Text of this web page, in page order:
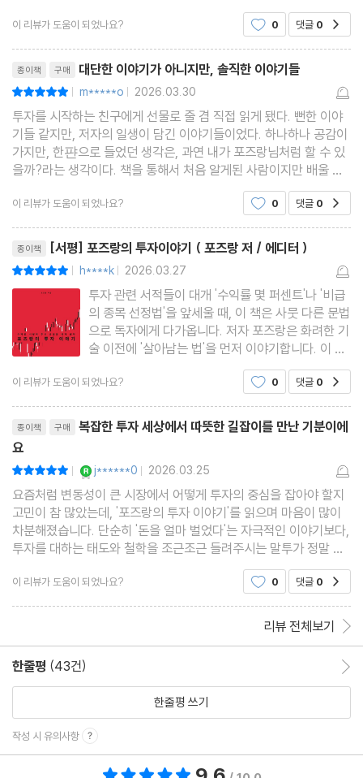
발표 양식-‘기본 사항, 재무제표, 손익’ 사례
발표 양식-투자 아이디어, 리스크, 결론
투자 모임과 발표 자료의 의미
분기 실적 스크리닝 과정
망할 회사는 아니야
제4장 수익은 시장이 주고, 손실은 내가 낸다
투자에서의 행운과 불운
근래의 주식시장에 대한 생각과 주식에 대한 태도
주가가 떨어지면 더 살 수 있는가?
어느 날 문득 목표 자산에 도달해 있었다
삶의 태도 변화
수익은 시장이 주고, 손실은 내가 낸다
마치면서/ 꾸준히 하다 보니 어느 순간 부자가 되어 있기를……
감사의 말
이 리뷰가 도움이 되었나요? 0 댓글 0
종이책 구매 대단한 이야기가 아니지만, 솔직한 이야기들
| m*****o | 2026.03.30
투자를 시작하는 친구에게 선물로 줄 겸 직접 읽게 됐다. 뻔한 이야
기들 같지만, 저자의 일생이 담긴 이야기들이었다. 하나하나 공감이
가지만, 한퍈으로 들었던 생각은, 과연 내가 포즈랑님처럼 할 수 있
을까?라는 생각이다. 책을 통해서 처음 알게된 사람이지만 배울 게
많았다. 꾸준함, 저자의 특기다. 나도 꾸준한 인간이 되기를 바라고,
노력하고 있지만 쉬운 일이 아니다. 나도 노
이 리뷰가 도움이 되었나요? 0 댓글 0
종이책 [서평] 포즈랑의 투자이야기 ( 포즈랑 저 / 에디터 )
| h****k | 2026.03.27
투자 관련 서적들이 대개 '수익률 몇 퍼센트'나 '비급
의 종목 선정법'을 앞세울 때, 이 책은 사뭇 다른 문법
으로 독자에게 다가옵니다. 저자 포즈랑은 화려한 기
술 이전에 '살아남는 법'을 먼저 이야기합니다. 이 책
은 기교의 기록이 아니라, 시장이라는 거대한 파도
위에서 중심을 잡기 위해 고군분투한 한 투자자의 철
"수익은 시장
이 리뷰가 도움이 되었나요? 0 댓글 0
종이책 구매
복잡한 투자 세상에서 따뜻한 길잡이를 만난 기분이에
요
| j******0 | 2026.03.25
요즘처럼 변동성이 큰 시장에서 어떻게 투자의 중심을 잡아야 할지
고민이 참 많았는데, '포즈랑의 투자 이야기'를 읽으며 마음이 많이
차분해졌습니다. 단순히 '돈을 얼마 벌었다'는 자극적인 이야기보다,
투자를 대하는 태도와 철학을 조근조근 들려주시는 말투가 정말 인
상적이었어요.어려운 경제 용어로만 가득한 책이 아니라서 읽기가
참 편했고, 중간중간 저자분의 경험이 녹아있는
이 리뷰가 도움이 되었나요? 0 댓글 0
리뷰 전체보기
한줄평 (43건)
한줄평 쓰기
작성 시 유의사항